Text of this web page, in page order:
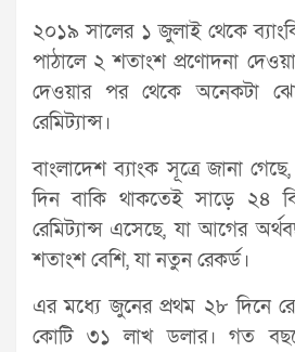
২০১৯ সালের ১ জুলাই থেকে
পাঠালে ২ শতাংশ প্রণোদনা
দেওয়ার পর থেকে অনেকটা
রেমিট্যান্স।
বাংলাদেশ ব্যাংক সূত্রে জানা
দিন বাকি থাকতেই সাড়ে ২৪
রেমিট্যান্স এসেছে, যা আগের
শতাংশ বেশি, যা নতুন রেকর্ড।
এর মধ্যে জুনের প্রথম ২৮ দিনে
কোটি ৩১ লাখ ডলার। গত